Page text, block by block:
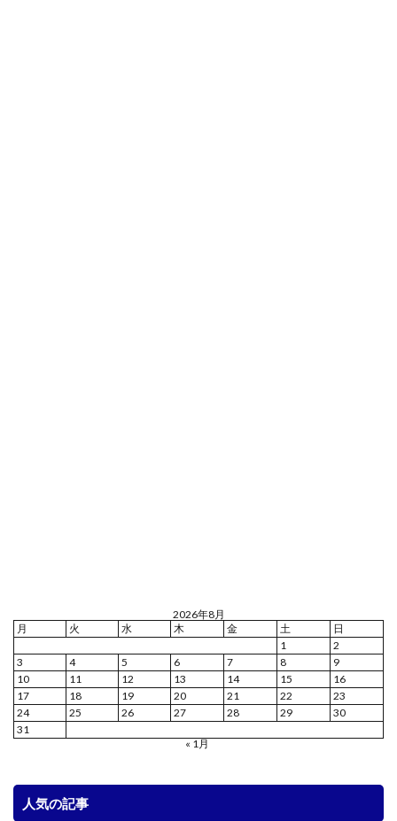
2026年8月
月
火 水 木 金 土
日
1
2
3
4 5 6 7 8
9
10
11 12 13 14 15
16
17
18 19 20 21 22
23
24
25 26 27 28 29
30
31
« 1月
人気の記事